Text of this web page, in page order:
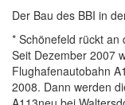
Der Bau des BBI in
* Schönefeld rückt an
Seit Dezember 2007
Flughafenautobahn
2008. Dann werden